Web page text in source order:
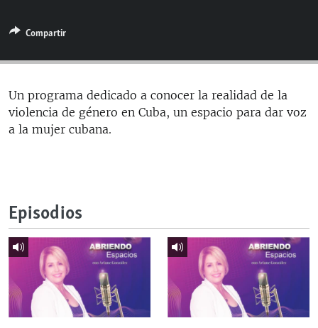
ESPECIALES
ESPECIALES
LA REALIDAD DE LA VIVIENDA EN CUBA
SER VIEJO EN CUBA
KENTU-CUBANO
LA INVASIÓN DE RUSIA A UCRANIA
MULTIMEDIA
EDITORIALES
SÍGUENOS
Compartir
Un programa dedicado a conocer la realidad de la
violencia de género en Cuba, un espacio para dar voz
a la mujer cubana.
Episodios